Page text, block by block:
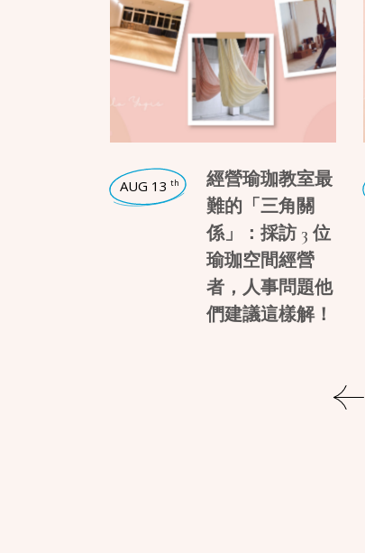
AUG 13 th
經營瑜珈教室最
難的「三角關
係」：採訪 3 位
瑜珈空間經營
者，人事問題他
們建議這樣解！